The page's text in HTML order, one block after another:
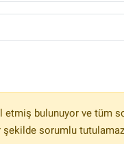
etmiş bulunuyor ve tüm
şekilde sorumlu